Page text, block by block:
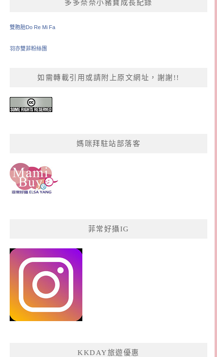
多多奈奈小豬寶成長紀錄
雙胞胎Do Re Mi Fa
羽亦雙菲粉絲團
如需轉載引用或請附上原文網址，謝謝!!
媽咪拜駐站部落客
菲常好攝IG
KKDAY旅遊優惠